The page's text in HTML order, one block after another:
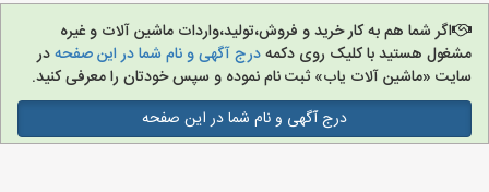
اگر شما هم به کار خرید و فروش،تولید،واردات ماشین آلات و غیره
مشغول هستید با کلیک روی دکمهدرج آگهی و نام شما در این صفحهدر
سایت «ماشین آلات یاب» ثبت نام نموده و سپس خودتان را معرفی کنید.
درج آگهی و نام شما در این صفحه